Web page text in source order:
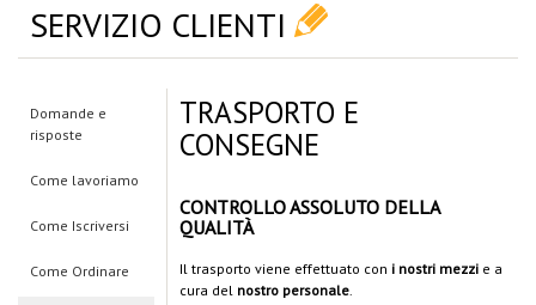
SERVIZIO CLIENTI
Domande e
risposte
Come lavoriamo
Come Iscriversi
Come Ordinare
TRASPORTO E
CONSEGNE
CONTROLLO ASSOLUTO DELLA
QUALITÀ
Il trasporto viene effettuato con i nostri mezzi e a
cura del nostro personale